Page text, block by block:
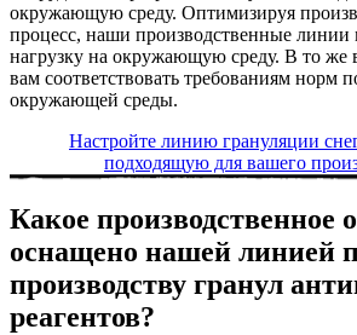
окружающую среду. Оптимизируя
процесс, наши производственные линии
нагрузку на окружающую среду. В то же
вам соответствовать требованиям норм
окружающей среды.
Настройте линию грануляции
подходящую для вашего
Какое производственное
оснащено нашей линией
производству гранул
реагентов?